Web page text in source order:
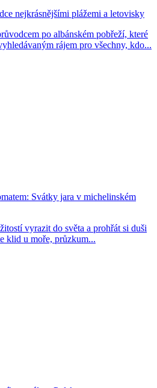
nejkrásnějšími plážemi a letovisky
po albánském pobřeží, které
rájem pro všechny, kdo...
Svátky jara v michelinském
vyrazit do světa a prohřát si duši
klid u moře, průzkum...